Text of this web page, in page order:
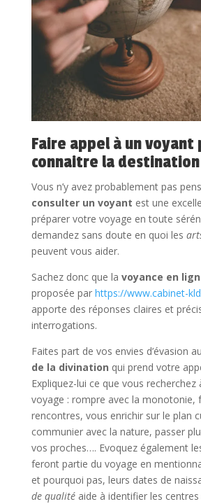
Faire appel à un voyant
connaitre la
Vous n’y avez probablement pas
consulter un voyant est une
préparer votre voyage en toute
demandez sans doute en quoi les
peuvent vous aider.
Sachez donc que la voyance en
proposée par https://www.cabinet-
apporte des réponses claires et
interrogations.
Faites part de vos envies d’évasion au
de la divination qui prend votre
Expliquez-lui ce que vous recherchez
voyage : rompre avec la monotonie,
rencontres, vous enrichir sur le plan
communier avec la nature, passer
vos proches…. Evoquez également
feront partie du voyage en
et pourquoi pas, leurs dates de
de qualitéaide à identifier les centres